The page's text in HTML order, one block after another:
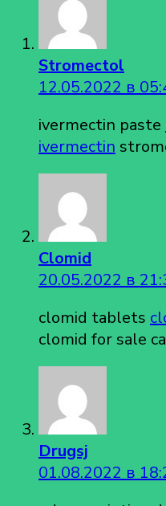
Stromectol
12.05.2022 в
ivermectin paste
ivermectin
Clomid
20.05.2022 в
clomid tablets
clomid for sale
Drugsj
01.08.2022 в